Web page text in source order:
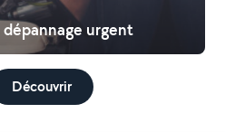
urgent
Découvrir